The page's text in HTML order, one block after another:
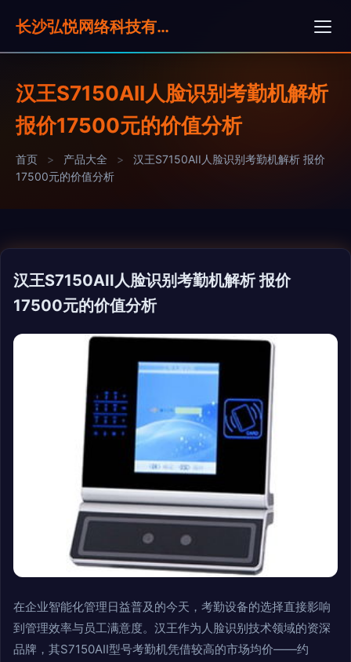
长沙弘悦网络科技有限公司
汉王S7150AII人脸识别考勤机解析
报价17500元的价值分析
首页 > 产品大全 >
汉王S7150AII人脸识别考勤机解析 报价
17500元的价值分析
汉王S7150AII人脸识别考勤机解析 报价
17500元的价值分析
在企业智能化管理日益普及的今天，考勤设备的选择直接影响
到管理效率与员工满意度。汉王作为人脸识别技术领域的资深
品牌，其S7150AII型号考勤机凭借较高的市场均价——约